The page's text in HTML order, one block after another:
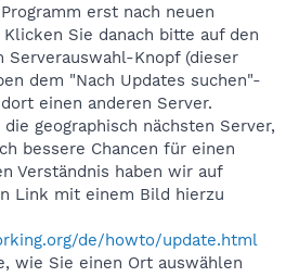
erst nach neuen
Sie danach bitte auf den
Serverauswahl-Knopf (dieser
dem "Nach Updates suchen"-
einen anderen Server.
geographisch nächsten Server,
bessere Chancen für einen
Verständnis haben wir auf
Link mit einem Bild hierzu
de/howto/update.html
wie Sie einen Ort auswählen